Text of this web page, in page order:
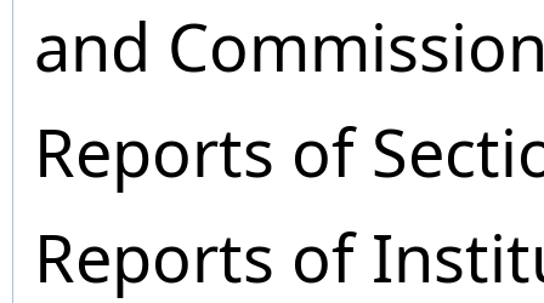
and
Reports of
Reports of